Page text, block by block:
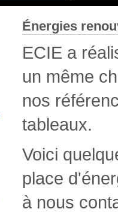
Énergies
ECIE a
un même
nos
tableaux.
Voici
place
à nous